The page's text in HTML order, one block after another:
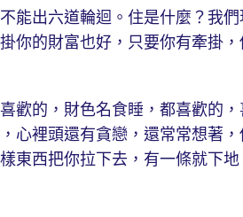
出六道輪迴。住是什麼？我們
你的財富也好，只要你有牽掛，
的，財色名食睡，都喜歡的，
心裡頭還有貪戀，還常常想著，
東西把你拉下去，有一條就下地